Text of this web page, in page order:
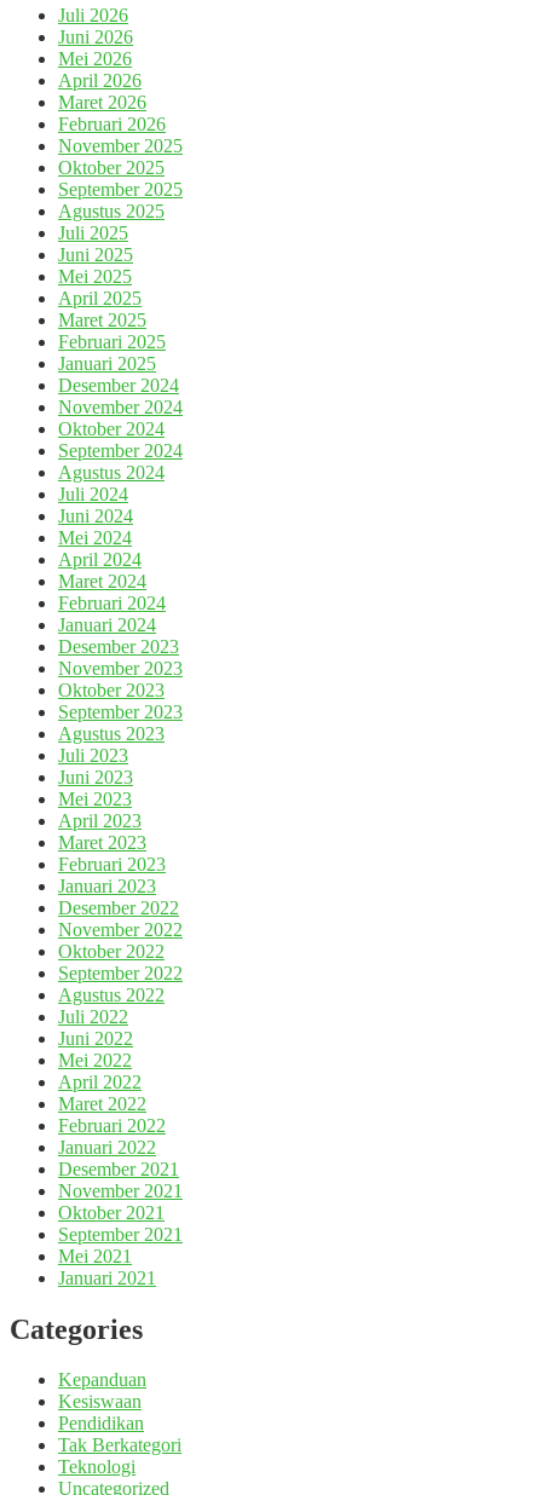
Juli 2026
Juni 2026
Mei 2026
April 2026
Maret 2026
Februari 2026
November 2025
Oktober 2025
September 2025
Agustus 2025
Juli 2025
Juni 2025
Mei 2025
April 2025
Maret 2025
Februari 2025
Januari 2025
Desember 2024
November 2024
Oktober 2024
September 2024
Agustus 2024
Juli 2024
Juni 2024
Mei 2024
April 2024
Maret 2024
Februari 2024
Januari 2024
Desember 2023
November 2023
Oktober 2023
September 2023
Agustus 2023
Juli 2023
Juni 2023
Mei 2023
April 2023
Maret 2023
Februari 2023
Januari 2023
Desember 2022
November 2022
Oktober 2022
September 2022
Agustus 2022
Juli 2022
Juni 2022
Mei 2022
April 2022
Maret 2022
Februari 2022
Januari 2022
Desember 2021
November 2021
Oktober 2021
September 2021
Mei 2021
Januari 2021
Categories
Kepanduan
Kesiswaan
Pendidikan
Tak Berkategori
Teknologi
Uncategorized